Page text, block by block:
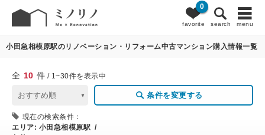
favorite
0
search menu
10 条件変更
小田急相模原駅のリノベーション・リフォーム中古マンション購入情報一覧
全 10 件 / 1~30件を表示中
条件を変更する
現在の検索条件：
エリア: 小田急相模原駅 /